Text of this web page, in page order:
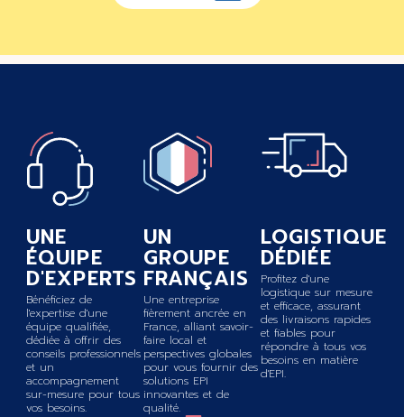
UNE
ÉQUIPE
D'EXPERTS
Bénéficiez de
l'expertise d'une
équipe qualifiée,
dédiée à offrir des
conseils professionnels
et un
accompagnement
sur-mesure pour tous
vos besoins.
UN
GROUPE
FRANÇAIS
Une entreprise
fièrement ancrée en
France, alliant savoir-
faire local et
perspectives globales
pour vous fournir des
solutions EPI
innovantes et de
qualité.
LOGISTIQUE
DÉDIÉE
Profitez d'une
logistique sur mesure
et efficace, assurant
des livraisons rapides
et fiables pour
répondre à tous vos
besoins en matière
d'EPI.